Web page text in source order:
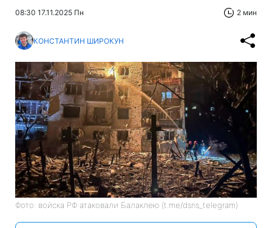
08:30 17.11.2025 Пн 2 мин
КОНСТАНТИН ШИРОКУН
Фото: войска РФ атаковали Балаклею (t.me/dsns_telegram)